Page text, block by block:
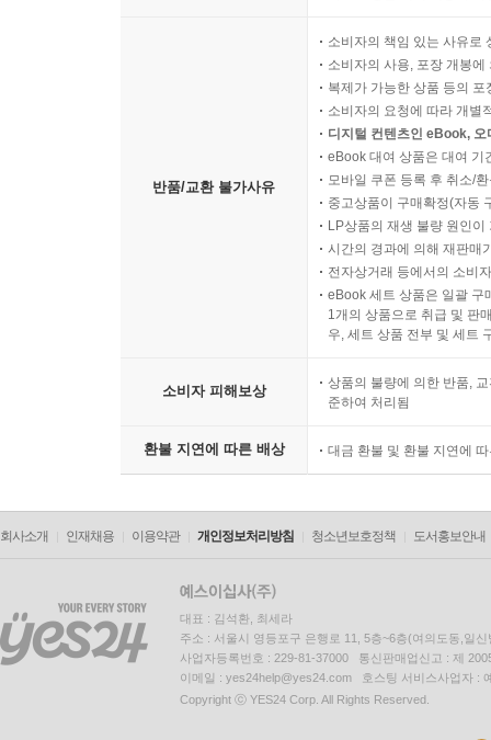
반품/교환 불가사유
소비자의 책임 있는 사유로
소비자의 사용, 포장 개봉
복제가 가능한 상품 등의
소비자의 요청에 따라 개별
디지털 컨텐츠인 eBook,
eBook 대여 상품은 대여 기
모바일 쿠폰 등록 후 취소/
중고상품이 구매확정(자동
LP상품의 재생 불량 원인
시간의 경과에 의해 재판매
전자상거래 등에서의 소비
eBook 세트 상품은 일괄 구
1개의 상품으로 취급 및 판
우, 세트 상품 전부 및 세트
소비자 피해보상
상품의 불량에 의한 반품,
준하여 처리됨
환불 지연에 따른 배상 대금 환불 및 환불 지연에
회사소개 인재채용 이용약관 개인정보처리방침 청소년보호정책 도서홍보안내
대표 : 김석환, 최세라
주소 : 서울시 영등포구 은행로 11, 5층~6층(여의도동,일신
사업자등록번호 : 229-81-37000 통신판매업신고 : 제
이메일 : yes24help@yes24.com 호스팅 서비스사업자 :
Copyright ⓒ YES24 Corp. All Rights Reserved.